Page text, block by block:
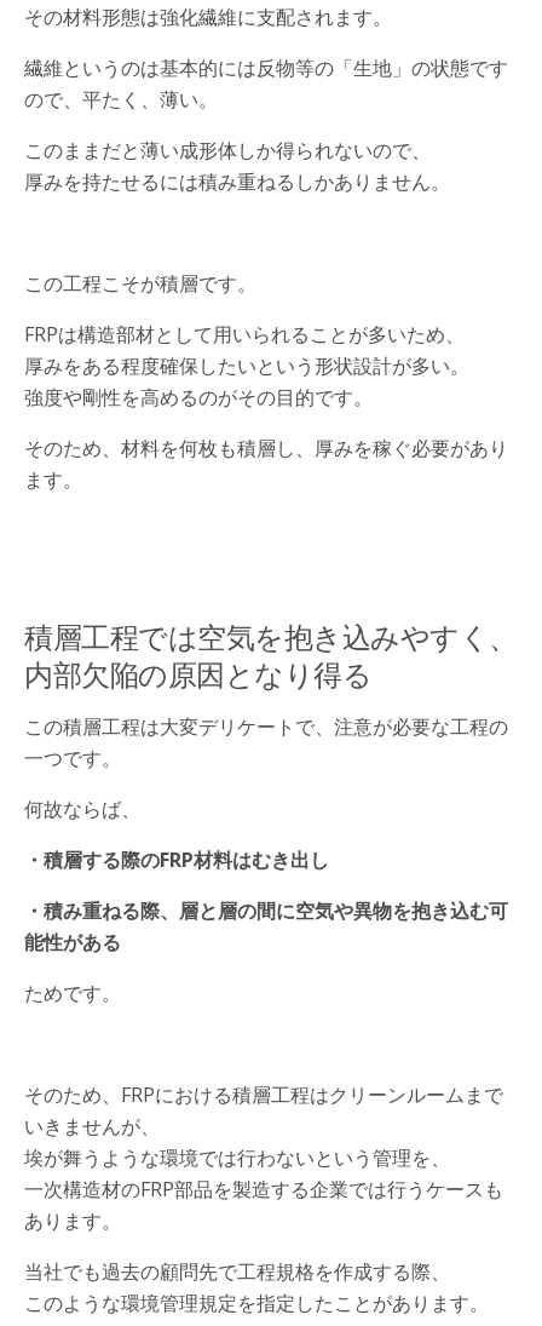
その材料形態は強化繊維に支配されます。
繊維というのは基本的には反物等の「生地」の状態です
ので、平たく、薄い。
このままだと薄い成形体しか得られないので、
厚みを持たせるには積み重ねるしかありません。
この工程こそが積層です。
FRPは構造部材として用いられることが多いため、
厚みをある程度確保したいという形状設計が多い。
強度や剛性を高めるのがその目的です。
そのため、材料を何枚も積層し、厚みを稼ぐ必要があり
ます。
積層工程では空気を抱き込みやすく、
内部欠陥の原因となり得る
この積層工程は大変デリケートで、注意が必要な工程の
一つです。
何故ならば、
・積層する際のFRP材料はむき出し
・積み重ねる際、層と層の間に空気や異物を抱き込む可
能性がある
ためです。
そのため、FRPにおける積層工程はクリーンルームまで
いきませんが、
埃が舞うような環境では行わないという管理を、
一次構造材のFRP部品を製造する企業では行うケースも
あります。
当社でも過去の顧問先で工程規格を作成する際、
このような環境管理規定を指定したことがあります。